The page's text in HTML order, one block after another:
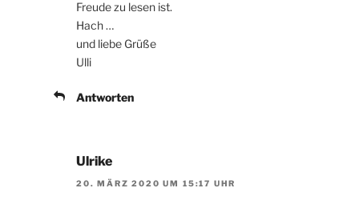
Freude zu lesen ist.
Hach …
und liebe Grüße
Ulli
Antworten
Ulrike
20. MÄRZ 2020 UM 15:17 UHR